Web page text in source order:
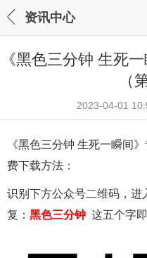
资讯中心
《黑色三分钟 生死
（
2023-04-01
《黑色三分钟 生死一瞬间
费下载方法：
识别下方公众号二维码，
复： 黑色三分钟 这五个字